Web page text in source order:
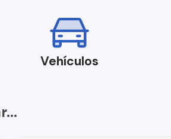
Vehículos